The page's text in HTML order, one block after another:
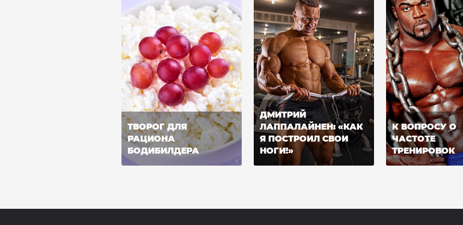
ТВОРОГ ДЛЯ
РАЦИОНА
БОДИБИЛДЕРА
ДМИТРИЙ
ЛАППАЛАЙНЕН: «КАК
Я ПОСТРОИЛ СВОИ
НОГИ!»
К ВОПРОСУ О
ЧАСТОТЕ
ТРЕНИРОВОК